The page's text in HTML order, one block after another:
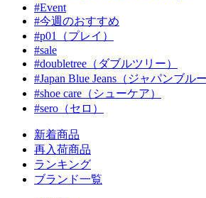
#Event
#今週のおすすめ
#p01（プレイ）
#sale
#doubletree（ダブルツリー）
#Japan Blue Jeans（ジャパンブル
#shoe care（シューケア）
#sero（セロ）
新着商品
再入荷商品
ランキング
ブランド一覧